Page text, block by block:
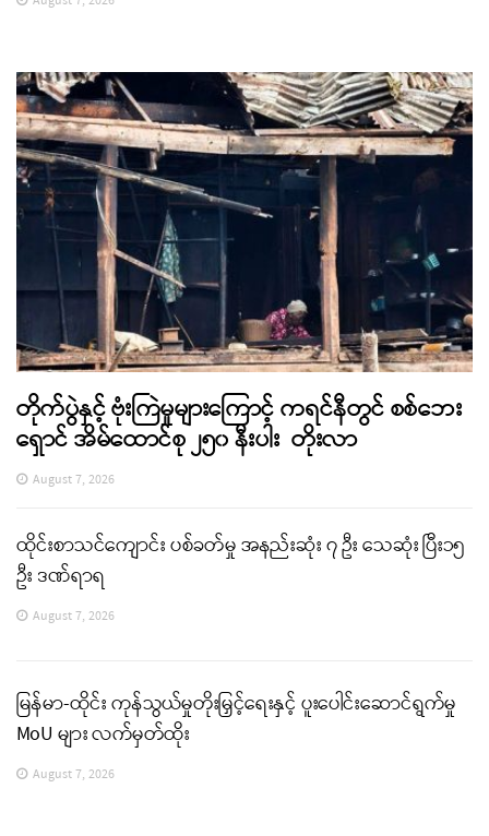
တိုက်ပွဲနှင့် ဗုံးကြဲမှုများကြောင့် ကရင်နီတွင် စစ်ဘေး
ရှောင် အိမ်ထောင်စု ၂၅၀ နီးပါး တိုးလာ
August 7, 2026
ထိုင်းစာသင်ကျောင်း ပစ်ခတ်မှု အနည်းဆုံး ၇ ဦး သေဆုံး ပြီး၁၅
ဦး ဒဏ်ရာရ
August 7, 2026
မြန်မာ-ထိုင်း ကုန်သွယ်မှုတိုးမြှင့်ရေးနှင့် ပူးပေါင်းဆောင်ရွက်မှု
MoU များ လက်မှတ်ထိုး
August 7, 2026